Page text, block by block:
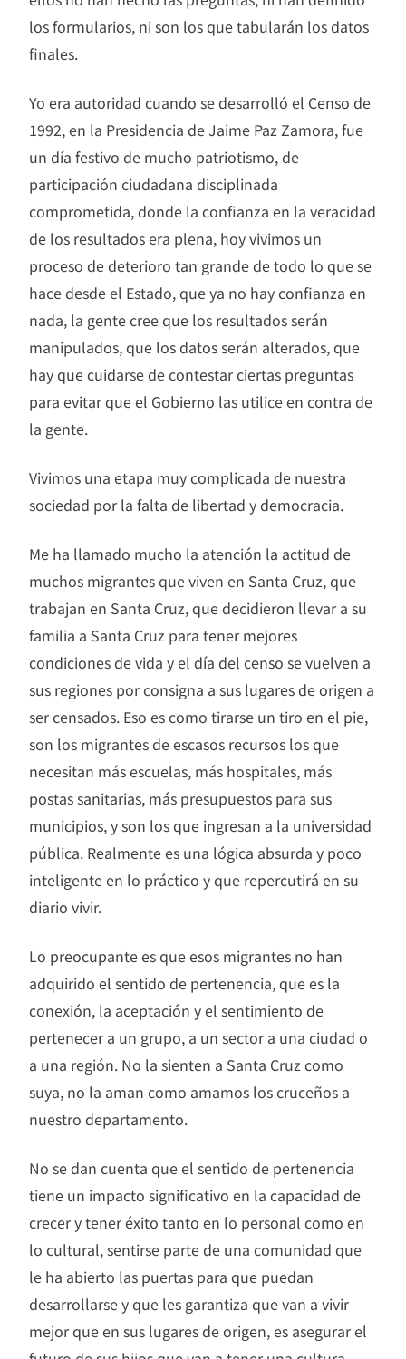
los formularios, ni son los que tabularán los datos
finales.
Yo era autoridad cuando se desarrolló el Censo de
1992, en la Presidencia de Jaime Paz Zamora, fue
un día festivo de mucho patriotismo, de
participación ciudadana disciplinada
comprometida, donde la confianza en la veracidad
de los resultados era plena, hoy vivimos un
proceso de deterioro tan grande de todo lo que se
hace desde el Estado, que ya no hay confianza en
nada, la gente cree que los resultados serán
manipulados, que los datos serán alterados, que
hay que cuidarse de contestar ciertas preguntas
para evitar que el Gobierno las utilice en contra de
la gente.
Vivimos una etapa muy complicada de nuestra
sociedad por la falta de libertad y democracia.
Me ha llamado mucho la atención la actitud de
muchos migrantes que viven en Santa Cruz, que
trabajan en Santa Cruz, que decidieron llevar a su
familia a Santa Cruz para tener mejores
condiciones de vida y el día del censo se vuelven a
sus regiones por consigna a sus lugares de origen a
ser censados. Eso es como tirarse un tiro en el pie,
son los migrantes de escasos recursos los que
necesitan más escuelas, más hospitales, más
postas sanitarias, más presupuestos para sus
municipios, y son los que ingresan a la universidad
pública. Realmente es una lógica absurda y poco
inteligente en lo práctico y que repercutirá en su
diario vivir.
Lo preocupante es que esos migrantes no han
adquirido el sentido de pertenencia, que es la
conexión, la aceptación y el sentimiento de
pertenecer a un grupo, a un sector a una ciudad o
a una región. No la sienten a Santa Cruz como
suya, no la aman como amamos los cruceños a
nuestro departamento.
No se dan cuenta que el sentido de pertenencia
tiene un impacto significativo en la capacidad de
crecer y tener éxito tanto en lo personal como en
lo cultural, sentirse parte de una comunidad que
le ha abierto las puertas para que puedan
desarrollarse y que les garantiza que van a vivir
mejor que en sus lugares de origen, es asegurar el